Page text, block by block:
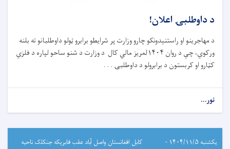
د داوطلبۍ اعلان!
د مهاجرینو او راستنېدونکو چارو وزارت پر شرایطو برابرو ټولو داوطلبانو ته بلنه
ورکوي، چې د روان ۱۴۰۴لمریز مالي کال د وزارت د شنو ساحو لپاره د فلزي
کټارو او کربستون د برابرولو د داوطلبۍ . . .
نور...
یکشنبه ۱۴۰۴/۱۱/۵ -
کابل افغانستان واصل آباد عقب فابریکه جنکلک ناحیه